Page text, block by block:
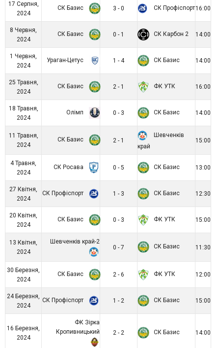
17 Серпня,
2024
СК Базис 3 - 0 СК Профіспорт16:00
8 Червня,
2024
СК Базис 0 - 1 СК Карбон 2 14:00
1 Червня,
2024
Ураган-Цетус 1 - 4 СК Базис 14:00
25 Травня,
2024
СК Базис 2 - 1 ФК УТК 16:00
18 Травня,
2024
Олімп 0 - 3 СК Базис 14:00
11 Травня,
2024
СК Базис 2 - 1
Шевченків
край
15:00
4 Травня,
2024
СК Росава 0 - 5 СК Базис 13:00
27 Квітня,
2024
СК Профіспорт 1 - 3 СК Базис 12:30
20 Квітня,
2024
СК Базис 0 - 3 ФК УТК 15:00
13 Квітня,
2024
Шевченків край-2
0 - 7
СК Базис 11:30
30 Березня,
2024
СК Базис 2 - 6 ФК УТК 12:00
24 Березня,
2024
СК Профіспорт 1 - 2 СК Базис 15:00
16 Березня,
2024
ФК Зірка
Кропивницький
2 - 2 СК Базис 14:00